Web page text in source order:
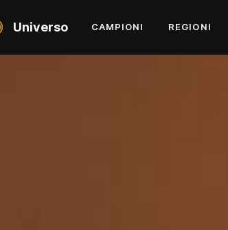
Universo CAMPIONI REGIONI